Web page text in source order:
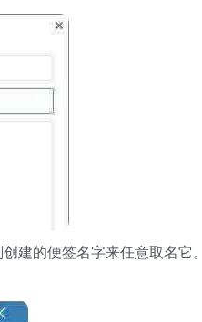
的便签名字来任意取名它。